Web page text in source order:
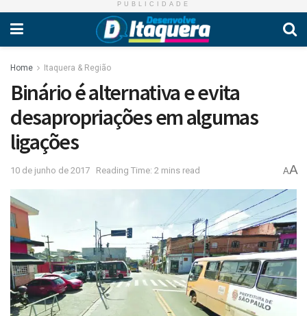
PUBLICIDADE
Home Itaquera & Região
Binário é alternativa e evita
desapropriações em algumas
ligações
10 de junho de 2017 Reading Time: 2 mins read AA